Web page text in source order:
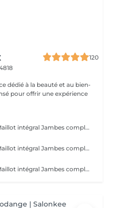
120
dédié à la beauté et au bien-
pour offrir une expérience
Le pack comprend : Aisselles Maillot intégral Jambes complètes L'épilation laser de la zone inter-fessière (sillon interfessier) est offerte avec ce pack. À LIRE AVANT VOTRE SÉANCE Rasez la zone à traiter 24 heures avant votre rendez-vous. Ne pas épiler à la cire, à la pince ou à l'épilateur électrique pendant toute la durée du traitement (le rasage est autorisé). Évitez toute exposition au soleil, aux UV et aux autobronzants pendant les 2 semaines avant et après la séance. Informez-nous avant votre rendez-vous si vous prenez un traitement médical ou des compléments alimentaires. Certains médicaments peuvent être incompatibles avec l'épilation laser (ex. Roaccutane®, certains antibiotiques photosensibilisants et autres traitements augmentant la sensibilité de la peau). Le traitement est contre-indiqué pendant la grossesse. N'appliquez pas de rétinol, d'acides exfoliants, de gommages ou de produits irritants sur la zone 48 heures avant et 48 heures après la séance. Une légère rougeur ou une sensation de chaleur est normale après le traitement et disparaît généralement en quelques heures. Plusieurs séances sont nécessaires pour obtenir une réduction durable de la pilosité. En cas de doute concernant votre traitement médical ou votre état de santé, contactez-nous avant votre rendez-vous. Une séance présentant une contre-indication ne pourra pas être réalisée.
Le pack comprend : Aisselles Maillot intégral Jambes complètes Avant-bras L'épilation laser de la zone inter-fessière (sillon interfessier) est offerte avec ce pack. À LIRE AVANT VOTRE SÉANCE Rasez la zone à traiter 24 heures avant votre rendez-vous. Ne pas épiler à la cire, à la pince ou à l'épilateur électrique pendant toute la durée du traitement (le rasage est autorisé). Évitez toute exposition au soleil, aux UV et aux autobronzants pendant les 2 semaines avant et après la séance. Informez-nous avant votre rendez-vous si vous prenez un traitement médical ou des compléments alimentaires. Certains médicaments peuvent être incompatibles avec l'épilation laser (ex. Roaccutane®, certains antibiotiques photosensibilisants et autres traitements augmentant la sensibilité de la peau). Le traitement est contre-indiqué pendant la grossesse. N'appliquez pas de rétinol, d'acides exfoliants, de gommages ou de produits irritants sur la zone 48 heures avant et 48 heures après la séance. Une légère rougeur ou une sensation de chaleur est normale après le traitement et disparaît généralement en quelques heures. Plusieurs séances sont nécessaires pour obtenir une réduction durable de la pilosité. En cas de doute concernant votre traitement médical ou votre état de santé, contactez-nous avant votre rendez-vous. Une séance présentant une contre-indication ne pourra pas être réalisée.
Le pack comprend : Aisselles Maillot intégral Jambes complètes Avant-bras Ligne abdominale L'épilation laser de la zone inter-fessière (sillon interfessier) est offerte avec ce pack. À LIRE AVANT VOTRE SÉANCE Rasez la zone à traiter 24 heures avant votre rendez-vous. Ne pas épiler à la cire, à la pince ou à l'épilateur électrique pendant toute la durée du traitement (le rasage est autorisé). Évitez toute exposition au soleil, aux UV et aux autobronzants pendant les 2 semaines avant et après la séance. Informez-nous avant votre rendez-vous si vous prenez un traitement médical ou des compléments alimentaires. Certains médicaments peuvent être incompatibles avec l'épilation laser (ex. Roaccutane®, certains antibiotiques photosensibilisants et autres traitements augmentant la sensibilité de la peau). Le traitement est contre-indiqué pendant la grossesse. N'appliquez pas de rétinol, d'acides exfoliants, de gommages ou de produits irritants sur la zone 48 heures avant et 48 heures après la séance. Une légère rougeur ou une sensation de chaleur est normale après le traitement et disparaît généralement en quelques heures. Plusieurs séances sont nécessaires pour obtenir une réduction durable de la pilosité. En cas de doute concernant votre traitement médical ou votre état de santé, contactez-nous avant votre rendez-vous. Une séance présentant une contre-indication ne pourra pas être réalisée.